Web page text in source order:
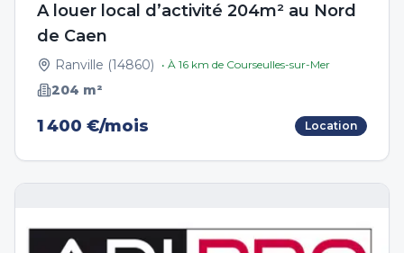
A louer local d’activité 204m² au Nord
de Caen
Ranville (14860) • À 16 km de Courseulles-sur-Mer
204 m²
1 400 €/mois Location